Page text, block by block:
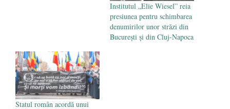
Institutul „Elie Wiesel” reia
presiunea pentru schimbarea
denumirilor unor străzi din
București și din Cluj-Napoca
Statul român acordă unui